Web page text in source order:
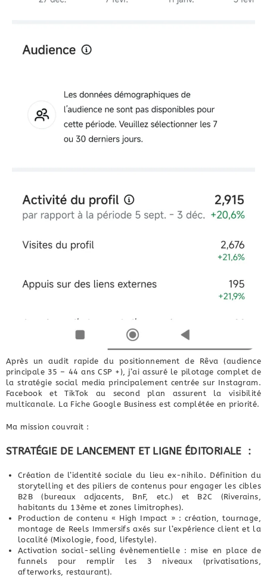
Après un audit rapide du positionnement de Rêva (audience
principale 35 – 44 ans CSP +), j’ai assuré le pilotage complet de
la stratégie social media principalement centrée sur Instagram.
Facebook et TikTok au second plan assurent la visibilité
multicanale. La Fiche Google Business est complétée en priorité.
Ma mission couvrait :
STRATÉGIE DE LANCEMENT ET LIGNE ÉDITORIALE :
Création de l’identité sociale du lieu ex-nihilo. Définition du
storytelling et des piliers de contenus pour engager les cibles
B2B (bureaux adjacents, BnF, etc.) et B2C (Riverains,
habitants du 13ème et zones limitrophes).
Production de contenu « High Impact » : création, tournage,
montage de Reels Immersifs axés sur l’expérience client et la
localité (Mixologie, food, lifestyle).
Activation social-selling évènementielle : mise en place de
funnels pour remplir les 3 niveaux (privatisations,
afterworks, restaurant).